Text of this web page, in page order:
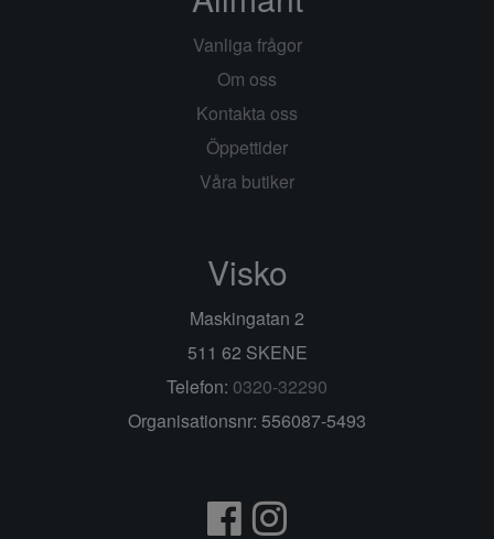
Vanliga frågor
Om oss
Kontakta oss
Öppettider
Våra butiker
Visko
Maskingatan 2
511 62 SKENE
Telefon: 0320-32290
Organisationsnr: 556087-5493